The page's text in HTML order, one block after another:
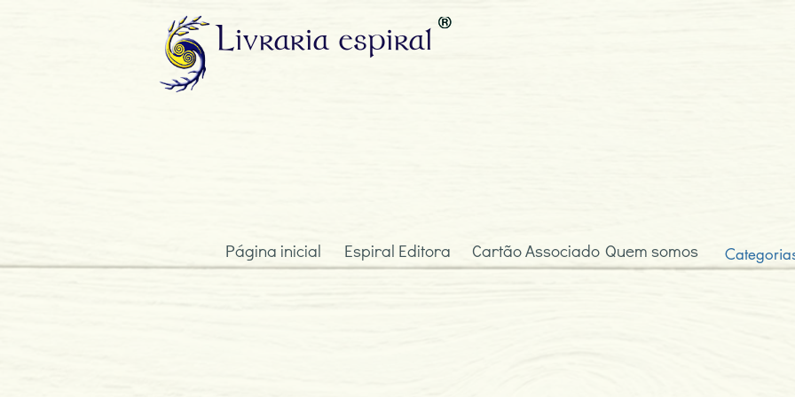
Livraria espiral
Página inicial Espiral Editora Cartão Associado Quem somos